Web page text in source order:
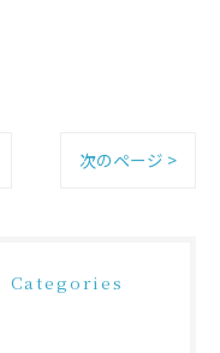
次のページ >
Categories